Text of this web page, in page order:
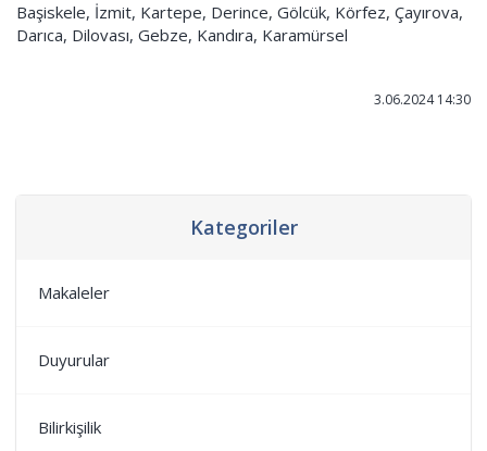
Kategoriler
Makaleler
Duyurular
Bilirkişilik
Başiskele, İzmit, Kartepe, Derince, Gölcük, Körfez, Çayırova,
Darıca, Dilovası, Gebze, Kandıra, Karamürsel
3.06.2024 14:30